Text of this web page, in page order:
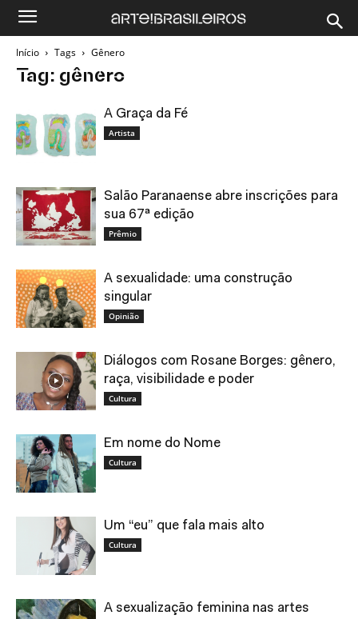
Início Tags Gênero
Tag: gênero
A Graça da Fé
Artista
Salão Paranaense abre inscrições para
sua 67ª edição
Prêmio
A sexualidade: uma construção
singular
Opinião
Diálogos com Rosane Borges: gênero,
raça, visibilidade e poder
Cultura
Em nome do Nome
Cultura
Um “eu” que fala mais alto
Cultura
A sexualização feminina nas artes